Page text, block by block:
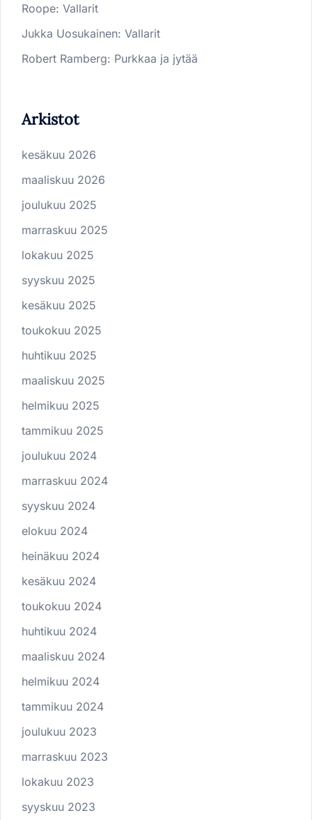
Roope: Vallarit
Jukka Uosukainen: Vallarit
Robert Ramberg: Purkkaa ja jytää
Arkistot
kesäkuu 2026
maaliskuu 2026
joulukuu 2025
marraskuu 2025
lokakuu 2025
syyskuu 2025
kesäkuu 2025
toukokuu 2025
huhtikuu 2025
maaliskuu 2025
helmikuu 2025
tammikuu 2025
joulukuu 2024
marraskuu 2024
syyskuu 2024
elokuu 2024
heinäkuu 2024
kesäkuu 2024
toukokuu 2024
huhtikuu 2024
maaliskuu 2024
helmikuu 2024
tammikuu 2024
joulukuu 2023
marraskuu 2023
lokakuu 2023
syyskuu 2023